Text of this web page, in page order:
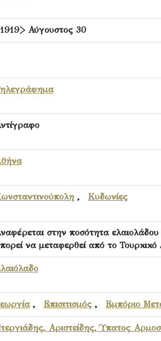
Αύγουστος 30
, Κυδωνίες
στην ποσότητα
να μεταφερθεί από το
, Επισιτισμός , Εμπόριο
Αριστείδης, Ύπατος